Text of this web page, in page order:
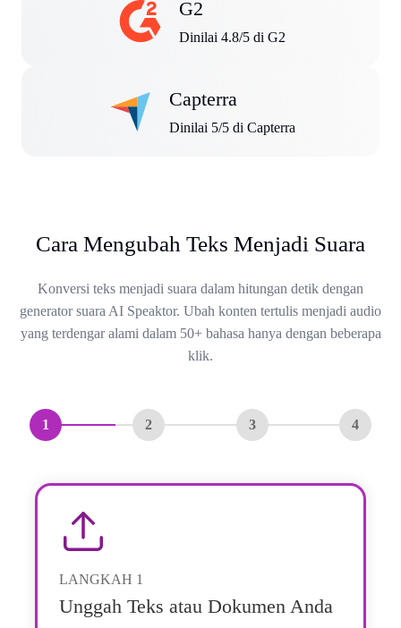
G2
Dinilai 4.8/5 di G2
Capterra
Dinilai 5/5 di Capterra
Cara Mengubah Teks Menjadi Suara
Konversi teks menjadi suara dalam hitungan detik dengan
generator suara AI Speaktor. Ubah konten tertulis menjadi audio
yang terdengar alami dalam 50+ bahasa hanya dengan beberapa
klik.
1 2 3 4
LANGKAH 1
Unggah Teks atau Dokumen Anda